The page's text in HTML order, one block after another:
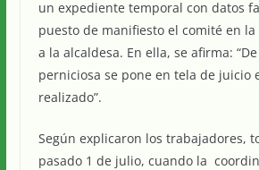
un expediente temporal con datos
puesto de manifiesto el comité en
a la alcaldesa. En ella, se afirma:
perniciosa se pone en tela de juicio
realizado”.
Según explicaron los trabajadores,
pasado 1 de julio, cuando la